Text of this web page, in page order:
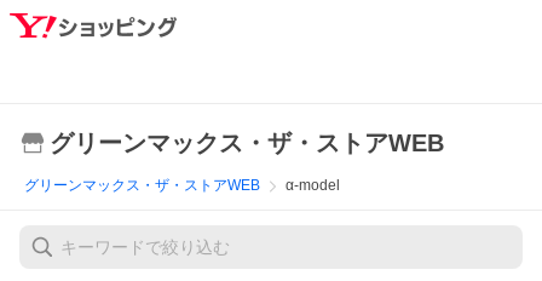
グリーンマックス・ザ・ストアWEB
グリーンマックス・ザ・ストアWEB α-model